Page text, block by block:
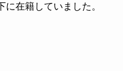
在籍していました。